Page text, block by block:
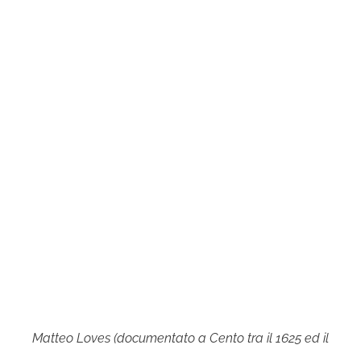
Matteo Loves (documentato a Cento tra il 1625 ed il